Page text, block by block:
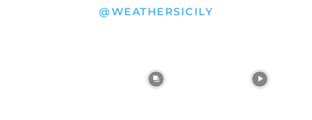
@WEATHERSICILY